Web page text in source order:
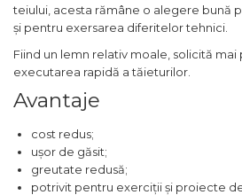
Pile Metalice
Scule Electrician
Subler
Sarpe Desfundat Tevi
Nivele
teiului, acesta rămâne o alegere bună
și pentru exersarea diferitelor tehnici.
Fiind un lemn relativ moale, solicită
executarea rapidă a tăieturilor.
Avantaje
cost redus;
ușor de găsit;
greutate redusă;
potrivit pentru exerciții și proiecte